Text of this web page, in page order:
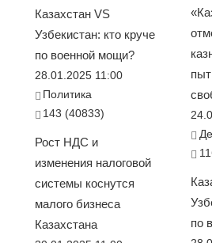
Казахстан VS
Узбекистан: кто круче
по военной мощи?
28.01.2025 11:00
Политика
143 (40833)
Рост НДС и
изменения налоговой
системы коснутся
малого бизнеса
Казахстана
по